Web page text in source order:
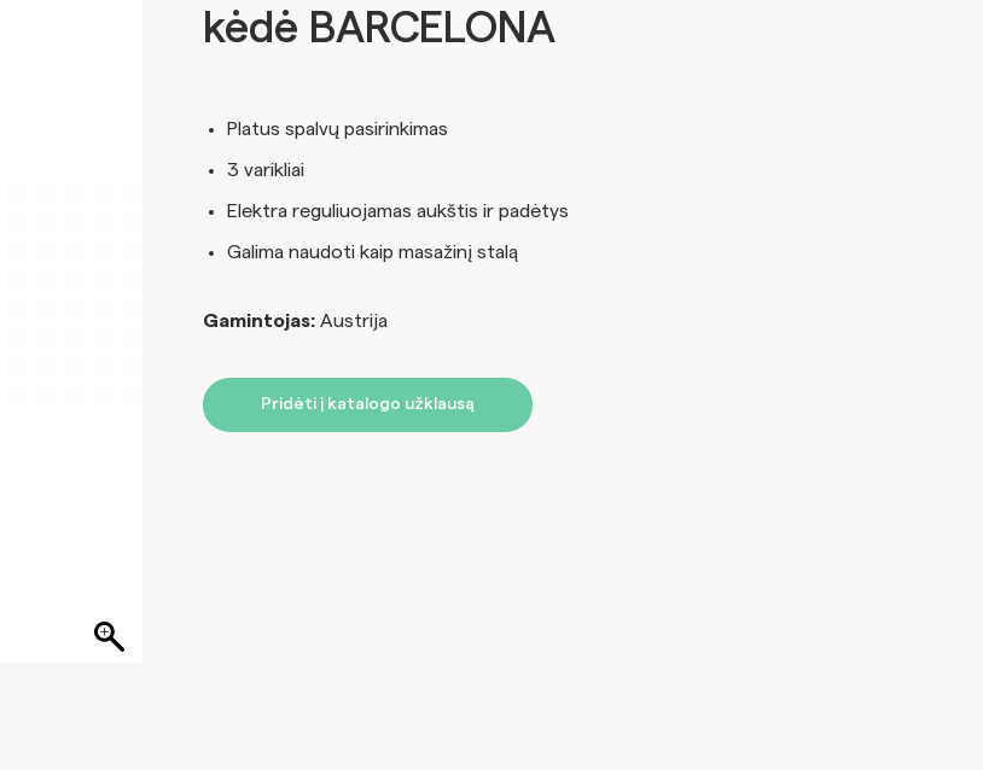
kėdė BARCELONA
Platus spalvų pasirinkimas
3 varikliai
Elektra reguliuojamas aukštis ir padėtys
Galima naudoti kaip masažinį stalą
Gamintojas:Austrija
Pridėti į katalogo užklausą